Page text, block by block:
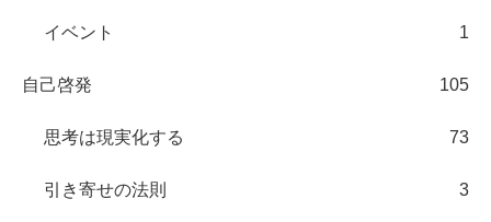
イベント 1
自己啓発 105
思考は現実化する 73
引き寄せの法則 3